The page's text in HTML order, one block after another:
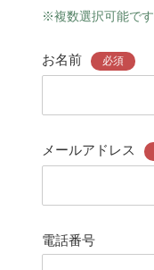
※複数選択可能です
お名前 必須
メールアドレス
電話番号